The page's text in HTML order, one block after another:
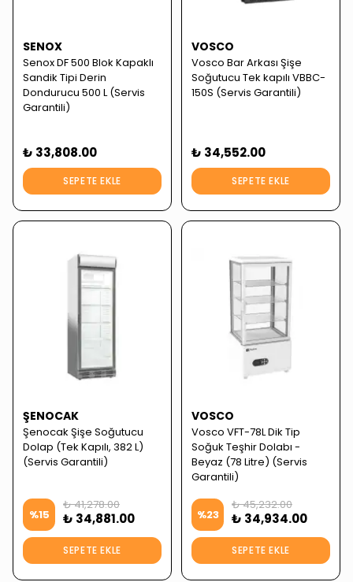
SENOX
Senox DF 500 Blok Kapaklı
Sandik Tipi Derin
Dondurucu 500 L (Servis
Garantili)
₺ 33,808.00
SEPETE EKLE
VOSCO
Vosco Bar Arkası Şişe
Soğutucu Tek kapılı VBBC-
150S (Servis Garantili)
₺ 34,552.00
SEPETE EKLE
ŞENOCAK
Şenocak Şişe Soğutucu
Dolap (Tek Kapılı, 382 L)
(Servis Garantili)
%15
₺ 41,278.00
₺ 34,881.00
SEPETE EKLE
VOSCO
Vosco VFT-78L Dik Tip
Soğuk Teşhir Dolabı -
Beyaz (78 Litre) (Servis
Garantili)
%23
₺ 45,232.00
₺ 34,934.00
SEPETE EKLE